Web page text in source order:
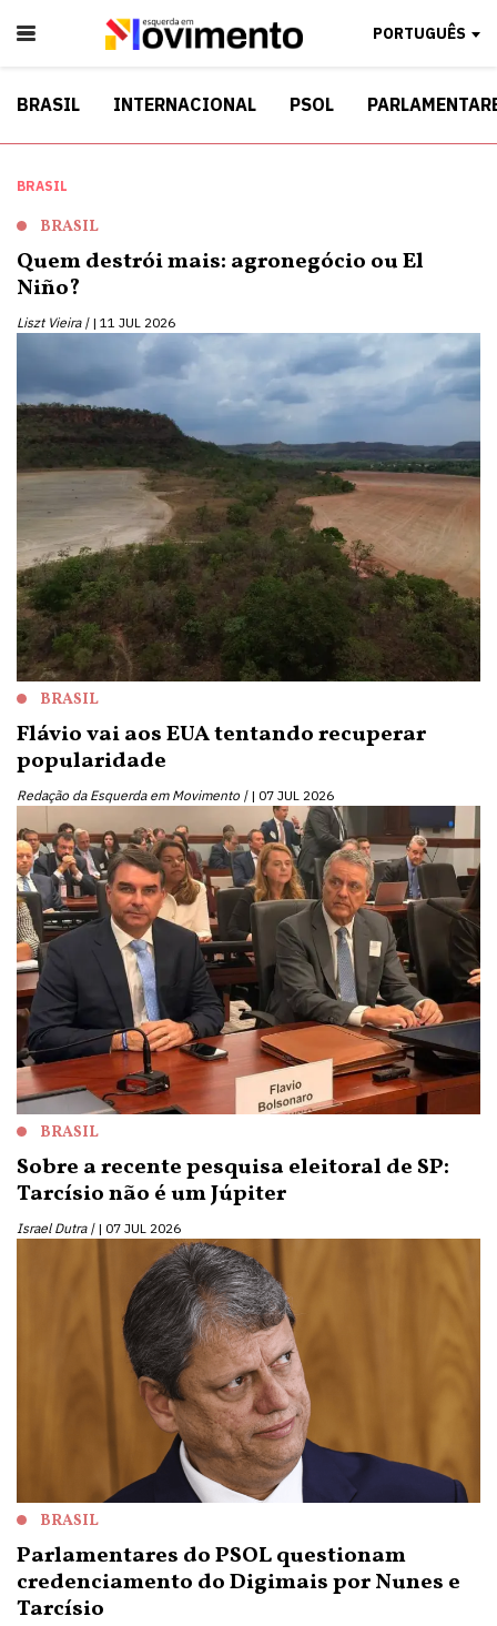
PORTUGUÊS
BRASIL INTERNACIONAL PSOL
BRASIL
BRASIL
Quem destrói mais: agronegócio ou El
Niño?
Liszt Vieira | 11 JUL 2026
BRASIL
Flávio vai aos EUA tentando recuperar
popularidade
Redação da Esquerda em Movimento | 07 JUL 2026
BRASIL
Sobre a recente pesquisa eleitoral de SP:
Tarcísio não é um Júpiter
Israel Dutra | 07 JUL 2026
BRASIL
Parlamentares do PSOL questionam
credenciamento do Digimais por Nunes e
Tarcísio